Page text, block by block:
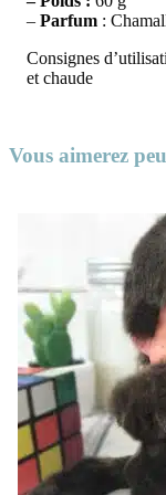
– Parfum :
Consignes
et chaude
Vous aimerez